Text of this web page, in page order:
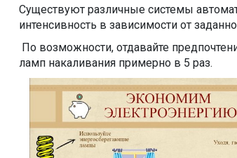
Существуют различные системы
интенсивность в зависимости от
По возможности, отдавайте
ламп накаливания примерно в 5 раз.